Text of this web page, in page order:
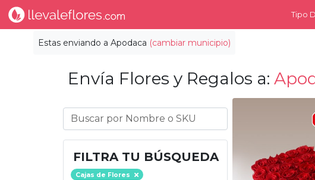
Estas enviando a Apodaca (cambiar municipio)
Tipo
Envía Flores y Regalos a:
FILTRA TU BÚSQUEDA
Cajas de Flores